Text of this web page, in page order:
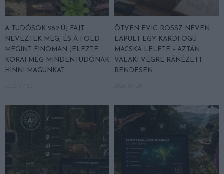
A TUDÓSOK 262 ÚJ FAJT
NEVEZTEK MEG, ÉS A FÖLD
MEGINT FINOMAN JELEZTE:
KORAI MÉG MINDENTUDÓNAK
HINNI MAGUNKAT
ÖTVEN ÉVIG ROSSZ NÉVEN
LAPULT EGY KARDFOGÚ
MACSKA LELETE – AZTÁN
VALAKI VÉGRE RÁNÉZETT
RENDESEN